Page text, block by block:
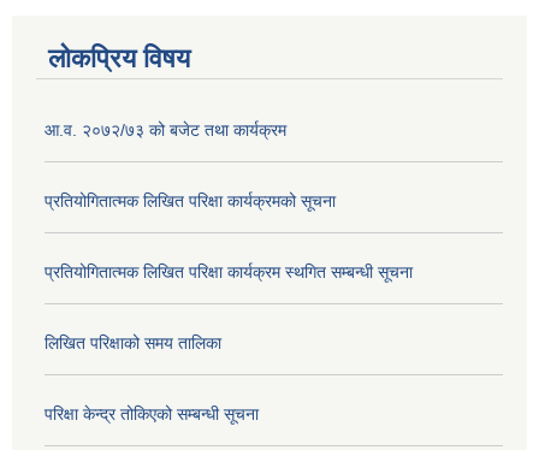
लोकप्रिय विषय
आ.व. २०७२/७३ को बजेट तथा कार्यक्रम
प्रतियोगितात्मक लिखित परिक्षा कार्यक्रमको सूचना
प्रतियोगितात्मक लिखित परिक्षा कार्यक्रम स्थगित सम्बन्धी सूचना
लिखित परिक्षाको समय तालिका
परिक्षा केन्द्र तोकिएको सम्बन्धी सूचना